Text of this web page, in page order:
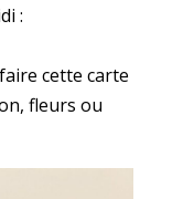
:
cette carte
fleurs ou